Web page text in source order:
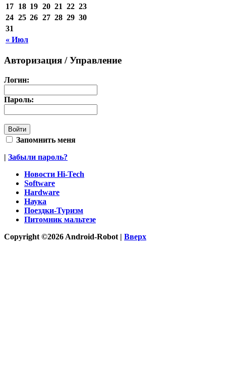
« Июл
17 18 19 20 21 22 23
24 25 26 27 28 29 30
31
Авторизация / Управление
Логин:
Пароль:
Запомнить меня
| Забыли пароль?
Новости Hi-Tech
Software
Hardware
Наука
Поездки-Туризм
Питомник мальтезе
Copyright ©2026 Android-Robot | Вверх